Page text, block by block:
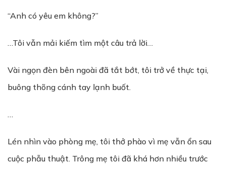
“Anh có yêu em không?”
…Tôi vẫn mải kiếm tìm một câu trả lời…
Vài ngọn đèn bên ngoài đã tắt bớt, tôi trở về thực tại,
buông thõng cánh tay lạnh buốt.
…
Lén nhìn vào phòng mẹ, tôi thở phào vì mẹ vẫn ổn sau
cuộc phẫu thuật. Trông mẹ tôi đã khá hơn nhiều trước